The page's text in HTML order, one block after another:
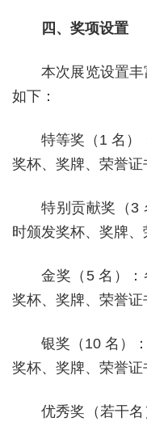
四、奖项设置
本次展览设置
如下：
特等奖（1 名）
奖杯、奖牌、荣誉证
特别贡献奖（3
时颁发奖杯、奖牌、
金奖（5 名）
奖杯、奖牌、荣誉证
银奖（10 名）
奖杯、奖牌、荣誉证
优秀奖（若干